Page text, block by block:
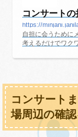
コンサート
https://
自担に会うために
考えるだけでワク
ます。基本的な持
物で、季節を問わ
ホ、タブレット端
クラブ会員証・身
イト電池・ドライ
コンサート
場周辺の確